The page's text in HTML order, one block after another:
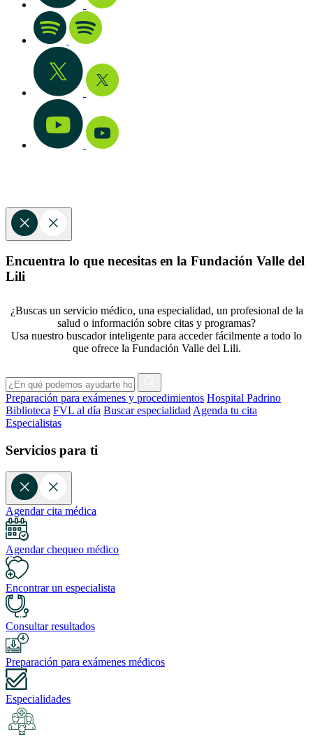
Encuentra lo que necesitas en la Fundación Valle del
Lili
¿Buscas un servicio médico, una especialidad, un profesional de la
salud o información sobre citas y programas?
Usa nuestro buscador inteligente para acceder fácilmente a todo lo
que ofrece la Fundación Valle del Lili.
Preparación para exámenes y procedimientos Hospital Padrino
Biblioteca FVL al día Buscar especialidad Agenda tu cita
Especialistas
Servicios para ti
Agendar cita médica
Agendar chequeo médico
Encontrar un especialista
Consultar resultados
Preparación para exámenes médicos
Especialidades